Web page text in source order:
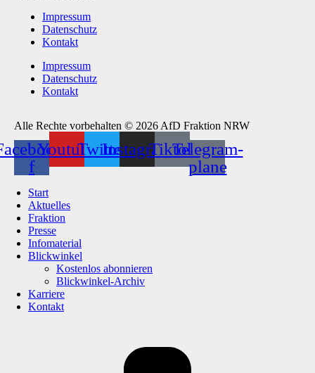
Impressum
Datenschutz
Kontakt
Impressum
Datenschutz
Kontakt
Alle Rechte vorbehalten © 2026 AfD Fraktion NRW
f
YoutubeTwitterInstagramTiktokTelegram-
plane
Start
Aktuelles
Fraktion
Presse
Infomaterial
Blickwinkel
Kostenlos abonnieren
Blickwinkel-Archiv
Karriere
Kontakt